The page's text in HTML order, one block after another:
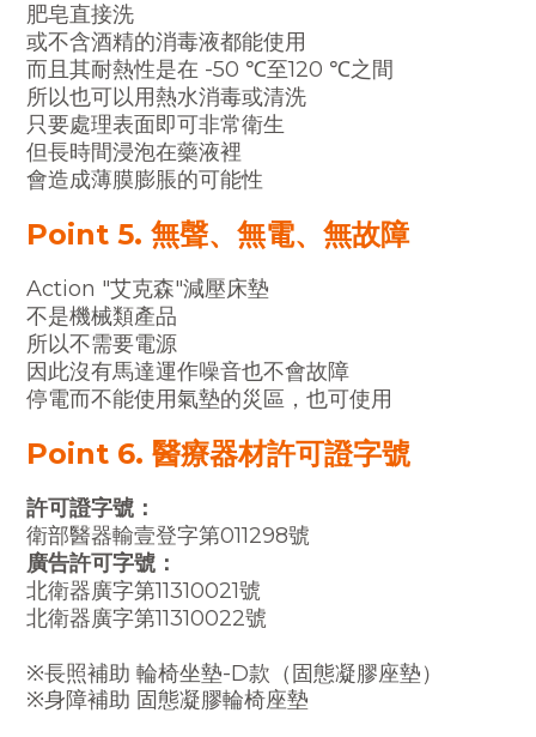
肥皂直接洗
或不含酒精的消毒液都能使用
而且其耐熱性是在 -50 ℃至120 ℃之間
所以也可以用熱水消毒或清洗
只要處理表面即可非常衛生
但長時間浸泡在藥液裡
會造成薄膜膨脹的可能性
Point 5. 無聲、無電、無故障
Action "艾克森"減壓床墊
不是機械類產品
所以不需要電源
因此沒有馬達運作噪音也不會故障
停電而不能使用氣墊的災區，也可使用
Point 6. 醫療器材許可證字號
許可證字號：
衛部醫器輸壹登字第011298號
廣告許可字號：
北衛器廣字第11310021號
北衛器廣字第11310022號
※長照補助 輪椅坐墊-D款（固態凝膠座墊）
※身障補助 固態凝膠輪椅座墊